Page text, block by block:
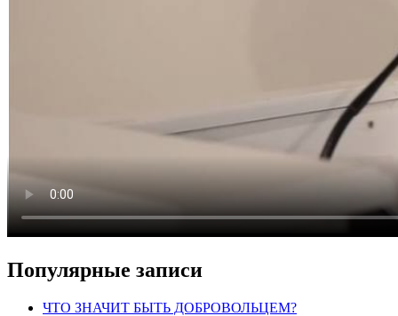
Популярные записи
ЧТО ЗНАЧИТ БЫТЬ ДОБРОВОЛЬЦЕМ?